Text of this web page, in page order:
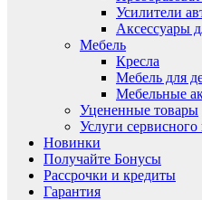
Усилители
Аксессуары
Мебель
Кресла
Мебель для
Мебельные
Уцененные товары
Услуги сервисного
Новинки
Получайте Бонусы
Рассрочки и кредиты
Гарантия